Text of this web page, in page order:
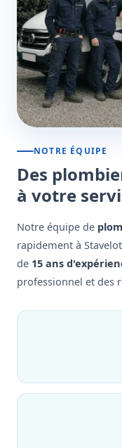
NOTRE ÉQUIPE
Des
à votre
Notre équipe de
rapidement à
de 15 ans
professionnel et des